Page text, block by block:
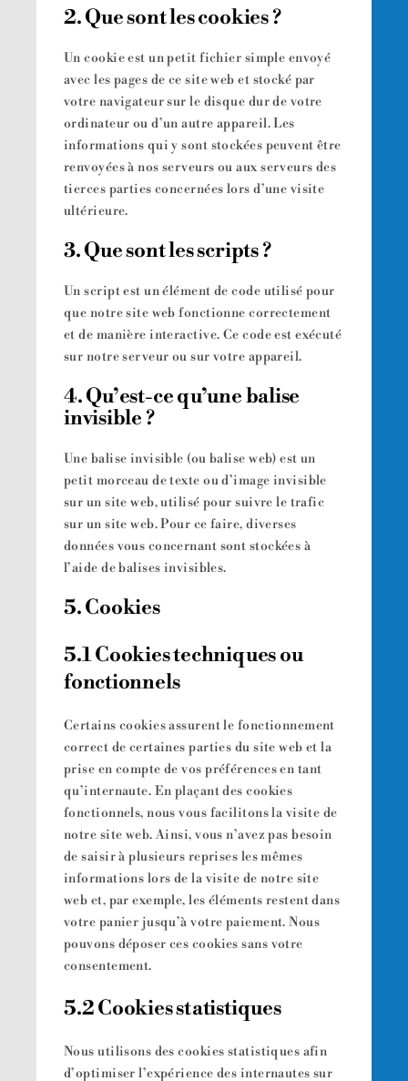
2. Que sont les cookies ?
Un cookie est un petit fichier simple envoyé
avec les pages de ce site web et stocké par
votre navigateur sur le disque dur de votre
ordinateur ou d’un autre appareil. Les
informations qui y sont stockées peuvent être
renvoyées à nos serveurs ou aux serveurs des
tierces parties concernées lors d’une visite
ultérieure.
3. Que sont les scripts ?
Un script est un élément de code utilisé pour
que notre site web fonctionne correctement
et de manière interactive. Ce code est exécuté
sur notre serveur ou sur votre appareil.
4. Qu’est-ce qu’une balise
invisible ?
Une balise invisible (ou balise web) est un
petit morceau de texte ou d’image invisible
sur un site web, utilisé pour suivre le trafic
sur un site web. Pour ce faire, diverses
données vous concernant sont stockées à
l’aide de balises invisibles.
5. Cookies
5.1 Cookies techniques ou
fonctionnels
Certains cookies assurent le fonctionnement
correct de certaines parties du site web et la
prise en compte de vos préférences en tant
qu’internaute. En plaçant des cookies
fonctionnels, nous vous facilitons la visite de
notre site web. Ainsi, vous n’avez pas besoin
de saisir à plusieurs reprises les mêmes
informations lors de la visite de notre site
web et, par exemple, les éléments restent dans
votre panier jusqu’à votre paiement. Nous
pouvons déposer ces cookies sans votre
consentement.
5.2 Cookies statistiques
Nous utilisons des cookies statistiques afin
d’optimiser l’expérience des internautes sur